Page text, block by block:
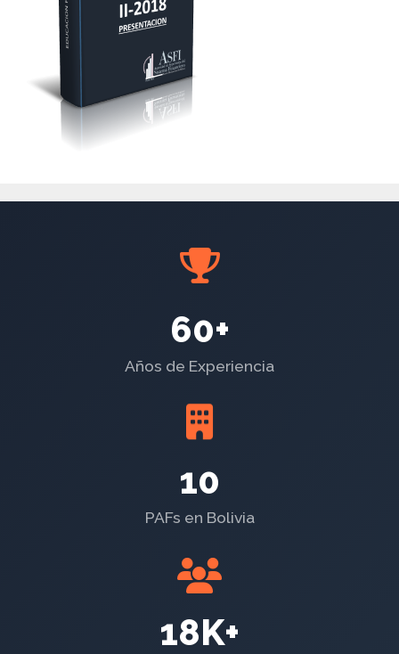
60+
Años de Experiencia
10
PAFs en Bolivia
18K+